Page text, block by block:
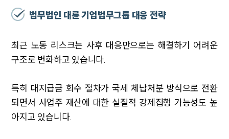
주요 업무사례
기업 인사이트
법률지식인
고객후기
법무법인 대륜 기업법무그룹 대응 전략
최근 노동 리스크는 사후 대응만으로는 해결하기 어려운
구조로 변화하고 있습니다.
특히 대지급금 회수 절차가 국세 체납처분 방식으로 전환
되면서 사업주 재산에 대한 실질적 강제집행 가능성도 높
아지고 있습니다.